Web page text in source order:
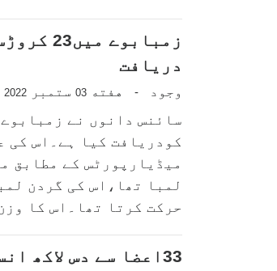
دریافت
وجود - هفته 03 ستمبر 2022
سائنس دانوں نے
میڈیارپورٹس کے مطابق
لمبا تھا،اس کی گردن
حرکت کرتا تھا۔اس کا وزن 30 کلوگرام
33اعضا سے دس لاکھ انسانی خلیات کا جامع ترین نقشہ تیار